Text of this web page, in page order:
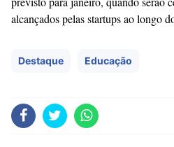
alcançados pelas startups ao longo
Destaque Educação